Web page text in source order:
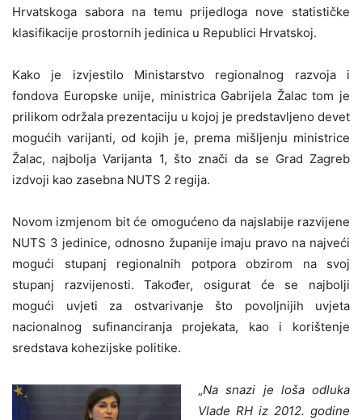
Hrvatskoga sabora na temu prijedloga nove statističke
klasifikacije prostornih jedinica u Republici Hrvatskoj.
Kako je izvjestilo Ministarstvo regionalnog razvoja i
fondova Europske unije, ministrica Gabrijela Žalac tom je
prilikom održala prezentaciju u kojoj je predstavljeno devet
mogućih varijanti, od kojih je, prema mišljenju ministrice
Žalac, najbolja Varijanta 1, što znači da se Grad Zagreb
izdvoji kao zasebna NUTS 2 regija.
Novom izmjenom bit će omogućeno da najslabije razvijene
NUTS 3 jedinice, odnosno županije imaju pravo na najveći
mogući stupanj regionalnih potpora obzirom na svoj
stupanj razvijenosti. Također, osigurat će se najbolji
mogući uvjeti za ostvarivanje što povoljnijih uvjeta
nacionalnog sufinanciranja projekata, kao i korištenje
sredstava kohezijske politike.
„Na snazi je loša odluka
Vlade RH iz 2012. godine